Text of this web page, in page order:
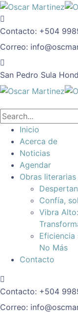
Contacto: +504
Correo:
San Pedro Sula
Inicio
Acerca de
Noticias
Agendar
Obras literarias
Confía,
Vibra
Eficiencia
No Más
Contacto
Contacto: +504
Correo: